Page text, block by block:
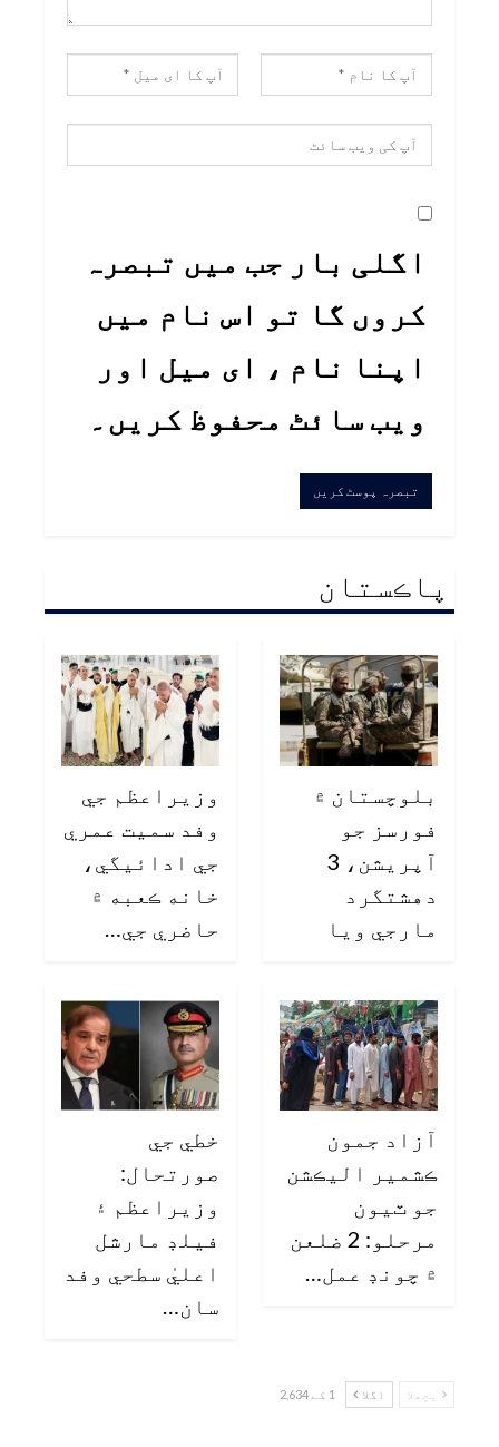
اگلی بار جب میں تبصرہ
کروں گا تو اس نام میں
اپنا نام ، ای میل اور
ویب سائٹ محفوظ کریں۔
پاڪستان
بلوچستان ۾
فورسز جو
آپريشن، 3
دهشتگرد
مارجي ويا
وزيراعظم جي
وفد سميت عمري
جي ادائيگي،
خانه ڪعبه ۾
حاضري جي…
آزاد جمون
ڪشمير اليڪشن
جو ٽيون
مرحلو: 2 ضلعن
۾ چونڊ عمل…
خطي جي
صورتحال:
وزيراعظم ۽
فيلڊ مارشل
اعليٰ سطحي وفد
سان…
پچھلا اگلا 1 کے 2,634